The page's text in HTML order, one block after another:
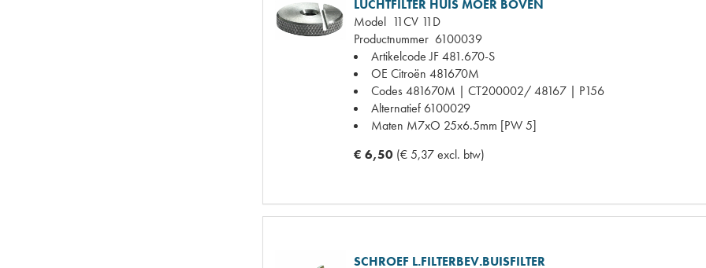
LUCHTFILTER HUIS MOER BOVEN
Model 11CV 11D
Productnummer 6100039
Artikelcode JF481.670-S
OE Citroën 481670M
Codes481670M | CT200002/ 48167 | P156
Alternatief 6100029
Maten M7xO 25x6.5mm [PW 5]
€ 6,50 (€ 5,37 excl. btw)
SCHROEF L.FILTERBEV.BUISFILTER